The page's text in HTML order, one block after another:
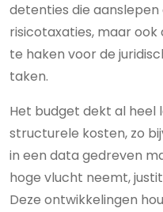
detenties die
risicotaxaties, maar
te haken voor de
taken.
Het budget dekt al heel
structurele kosten, zo
in een data gedreven
hoge vlucht neemt,
Deze ontwikkelingen